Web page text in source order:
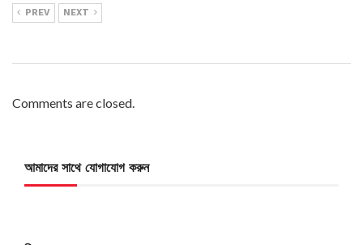
PREV NEXT
Comments are closed.
আমাদের সাথে যোগাযোগ করুন